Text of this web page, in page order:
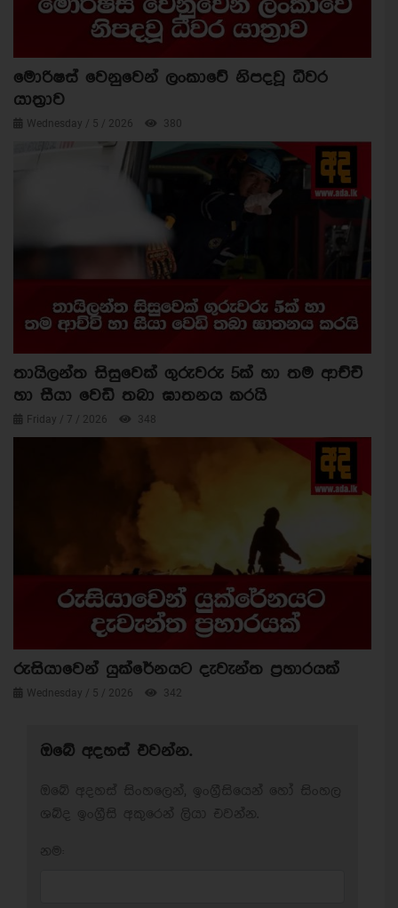
මොරිෂස් වෙනුවෙන් ලංකාවේ නිපදවූ ධීවර
යාත්‍රාව
Wednesday / 5 / 2026 380
තායිලන්ත සිසුවෙක් ගුරුවරු 5ක් හා තම ආච්චි
හා සීයා වෙඩි තබා ඝාතනය කරයි
Friday / 7 / 2026 348
රුසියාවෙන් යුක්රේනයට දැවැන්ත ප්‍රහාරයක්
Wednesday / 5 / 2026 342
ඔබේ අදහස් එවන්න.